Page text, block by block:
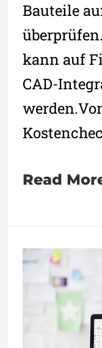
Bauteile
kann auf
CAD-
Read
Bosch
Rexroth
MTpro